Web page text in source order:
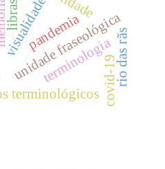
libras
visualidade
unidade fraseológica
terminológicos
terminologia
pandemia
covid-19rio das rãs